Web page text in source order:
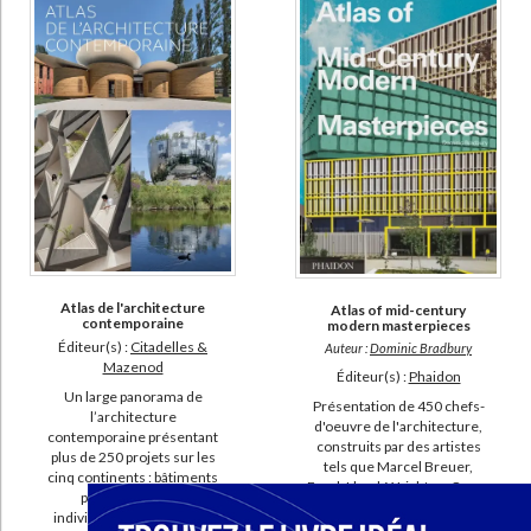
Culot, Maurice (6)
Bosser, Jacques (5)
Gössel, Peter (5)
Marrey, Bernard (5)
Vivas, Pere (5)
Ardenne, Paul (4)
Boegly, Luc (4)
SUPPORT
livre (396)
revue (24)
poche (12)
IAD (8)
coffret (1)
document-audio (1)
Atlas de l'architecture
contemporaine
Éditeur(s) : Citadelles &
Mazenod
Un large panorama de
l’architecture
contemporaine présentant
plus de 250 projets sur les
cinq continents : bâtiments
publics, maisons
individuelles, immeubles
Atlas of mid-century
modern masterpieces
Auteur :Dominic Bradbury
Éditeur(s) :Phaidon
Présentation de 450 chefs-
d'oeuvre de l'architecture,
construits par des artistes
tels que Marcel Breuer,
Frank Lloyd-Wright ou Oscar